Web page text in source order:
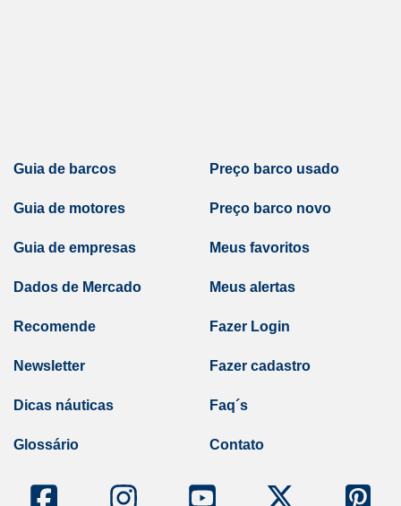
Guia de barcos
Guia de motores
Guia de empresas
Dados de Mercado
Preço barco usado
Preço barco novo
Meus favoritos
Meus alertas
Recomende
Newsletter
Dicas náuticas
Glossário
Fazer Login
Fazer cadastro
Faq´s
Contato